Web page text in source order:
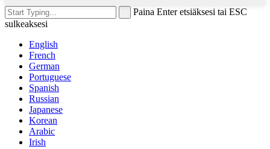
Paina Enter etsiäksesi tai ESC
sulkeaksesi
English
French
German
Portuguese
Spanish
Russian
Japanese
Korean
Arabic
Irish